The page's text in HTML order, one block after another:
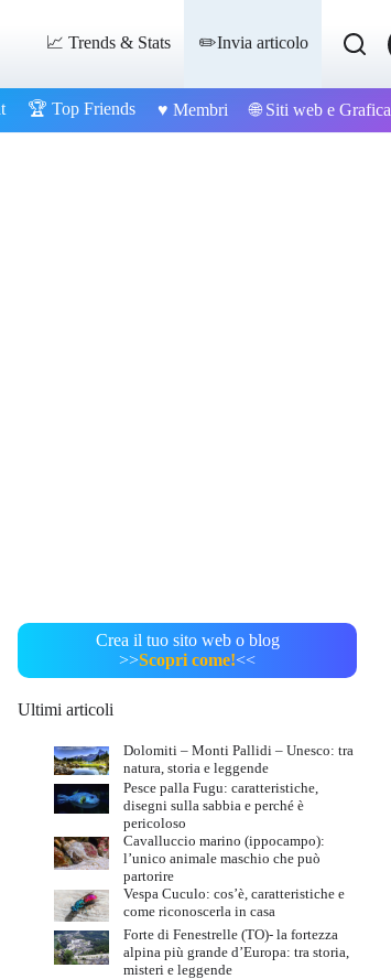
📈 Trends & Stats ✏️Invia articolo
🏆 Top Friends ♥️ Membri 🌐 Siti web e Grafica
Crea il tuo sito web o blog
>>Scopri come!<<
Ultimi articoli
Dolomiti – Monti Pallidi – Unesco: tra
natura, storia e leggende
Pesce palla Fugu: caratteristiche,
disegni sulla sabbia e perché è
pericoloso
Cavalluccio marino (ippocampo):
l’unico animale maschio che può
partorire
Vespa Cuculo: cos’è, caratteristiche e
come riconoscerla in casa
Forte di Fenestrelle (TO)- la fortezza
alpina più grande d’Europa: tra storia,
misteri e leggende